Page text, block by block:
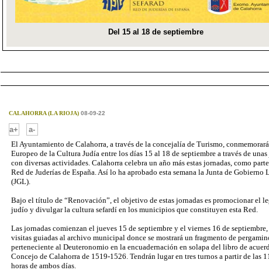
CALAHORRA (LA RIOJA)08-09-22
a+
a-
El Ayuntamiento de Calahorra, a través de la concejalía de Turismo,
Europeo de la Cultura Judía entre los días 15 al 18 de septiembre a través de
con diversas actividades. Calahorra celebra un año más estas jornadas, como
Red de Juderías de España. Así lo ha aprobado esta semana la Junta de Gobierno
(JGL).
Bajo el título de “Renovación”, el objetivo de estas jornadas es promocionar el
judío y divulgar la cultura sefardí en los municipios que constituyen esta Red.
Las jornadas comienzan el jueves 15 de septiembre y el viernes 16 de
visitas guiadas al archivo municipal donce se mostrará un fragmento de
perteneciente al Deuteronomio en la encuadernación en solapa del libro de
Concejo de Calahorra de 1519-1526. Tendrán lugar en tres turnos a partir de las
horas de ambos días.